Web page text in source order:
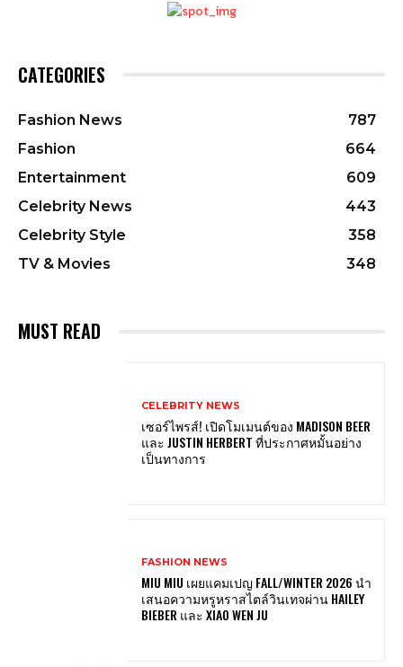
CATEGORIES
Fashion News
787
Fashion
664
Entertainment
609
Celebrity News
443
Celebrity Style
358
TV & Movies
348
MUST READ
CELEBRITY NEWS
เซอร์ไพรส์! เปิดโมเมนต์ของ MADISON BEER
และ JUSTIN HERBERT ที่ประกาศหมั้นอย่าง
เป็นทางการ
FASHION NEWS
MIU MIU เผยแคมเปญ FALL/WINTER 2026 นำ
เสนอความหรูหราสไตล์วินเทจผ่าน HAILEY
BIEBER และ XIAO WEN JU